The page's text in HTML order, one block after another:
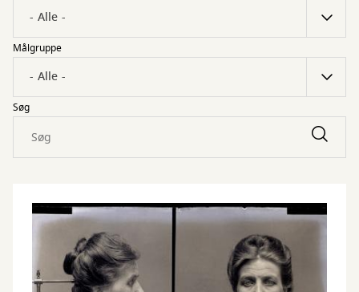
Målgruppe
Søg